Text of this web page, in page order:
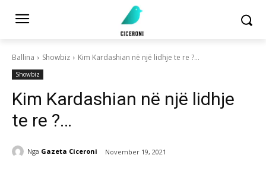
Ballina Showbiz Kim Kardashian në një lidhje te re ?…
Showbiz
Kim Kardashian në një lidhje
te re ?…
Nga Gazeta Ciceroni November 19, 2021